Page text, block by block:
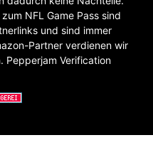
NFL Game Pass sind
und sind immer
Partner verdienen wir
Pepperjam Verification